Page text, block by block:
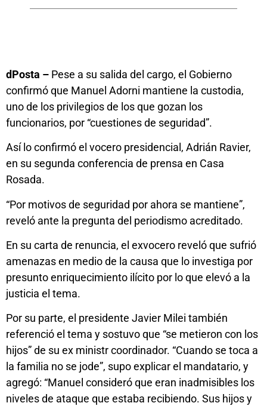
dPosta – Pese a su salida del cargo, el Gobierno
confirmó que Manuel Adorni mantiene la custodia,
uno de los privilegios de los que gozan los
funcionarios, por “cuestiones de seguridad”.
Así lo confirmó el vocero presidencial, Adrián Ravier,
en su segunda conferencia de prensa en Casa
Rosada.
“Por motivos de seguridad por ahora se mantiene”,
reveló ante la pregunta del periodismo acreditado.
En su carta de renuncia, el exvocero reveló que sufrió
amenazas en medio de la causa que lo investiga por
presunto enriquecimiento ilícito por lo que elevó a la
justicia el tema.
Por su parte, el presidente Javier Milei también
referenció el tema y sostuvo que “se metieron con los
hijos” de su ex ministr coordinador. “Cuando se toca a
la familia no se jode”, supo explicar el mandatario, y
agregó: “Manuel consideró que eran inadmisibles los
niveles de ataque que estaba recibiendo. Sus hijos y